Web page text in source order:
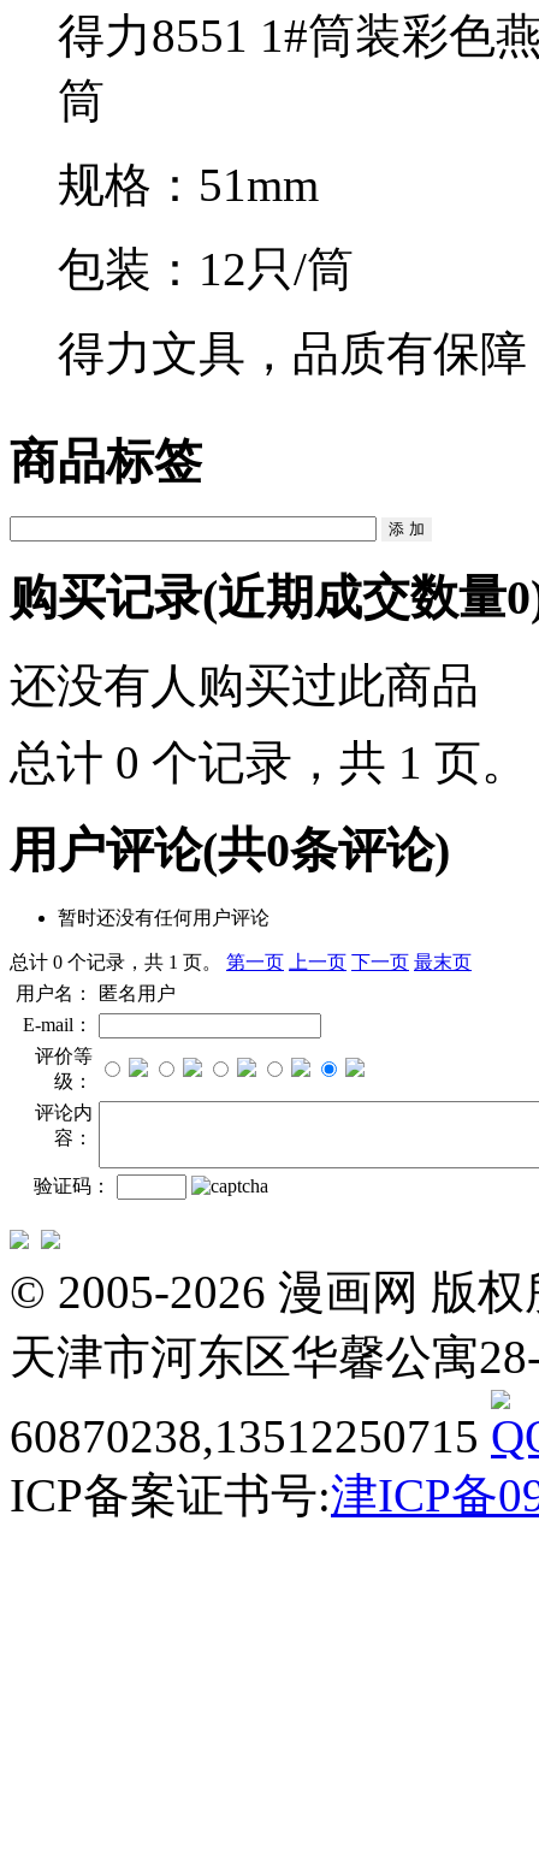
得力8551 1#筒装彩色
筒
规格：51mm
包装：12只/筒
得力文具，品质有保障
商品标签
购买记录(近期成交数量0
还没有人购买过此商品
总计 0 个记录，共 1 页。
用户评论(共0条评论)
暂时还没有任何用户评论
总计 0 个记录，共 1 页。 第一页 上一页 下一页 最末页
用户名：
匿名用户
E-mail：
评价等
级：
评论内
容：
验证码：
© 2005-2026 漫画网 版
天津市河东区华馨公寓
60870238,13512250715
ICP备案证书号:津ICP备